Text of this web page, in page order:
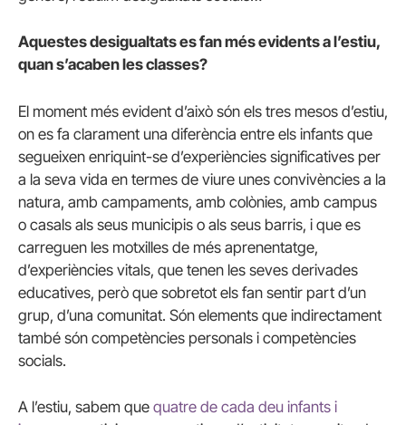
Aquestes desigualtats es fan més evidents a l’estiu,
quan s’acaben les classes?
El moment més evident d’això són els tres mesos d’estiu,
on es fa clarament una diferència entre els infants que
segueixen enriquint-se d’experiències significatives per
a la seva vida en termes de viure unes convivències a la
natura, amb campaments, amb colònies, amb campus
o casals als seus municipis o als seus barris, i que es
carreguen les motxilles de més aprenentatge,
d’experiències vitals, que tenen les seves derivades
educatives, però que sobretot els fan sentir part d’un
grup, d’una comunitat. Són elements que indirectament
també són competències personals i competències
socials.
A l’estiu, sabem que quatre de cada deu infants i